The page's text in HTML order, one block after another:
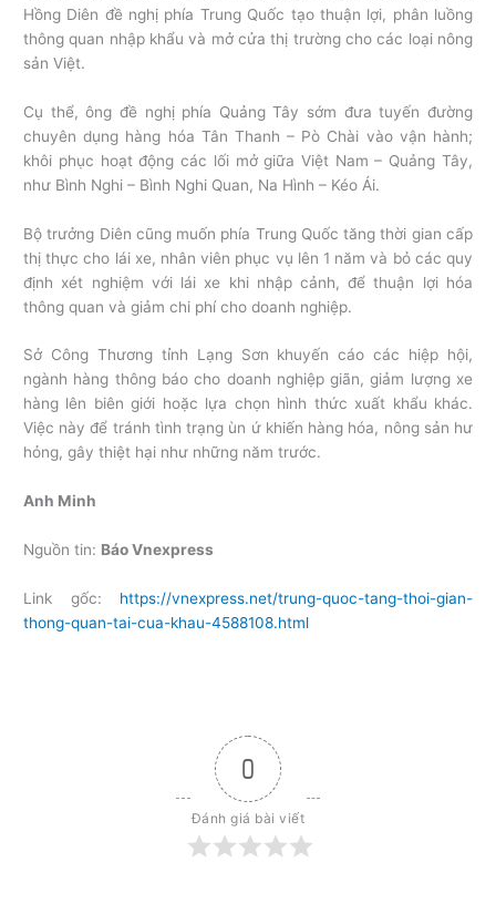
Hồng Diên đề nghị phía Trung Quốc tạo thuận lợi, phân luồng
thông quan nhập khẩu và mở cửa thị trường cho các loại nông
sản Việt.
Cụ thể, ông đề nghị phía Quảng Tây sớm đưa tuyến đường
chuyên dụng hàng hóa Tân Thanh – Pò Chài vào vận hành;
khôi phục hoạt động các lối mở giữa Việt Nam – Quảng Tây,
như Bình Nghi – Bình Nghi Quan, Na Hình – Kéo Ái.
Bộ trưởng Diên cũng muốn phía Trung Quốc tăng thời gian cấp
thị thực cho lái xe, nhân viên phục vụ lên 1 năm và bỏ các quy
định xét nghiệm với lái xe khi nhập cảnh, để thuận lợi hóa
thông quan và giảm chi phí cho doanh nghiệp.
Sở Công Thương tỉnh Lạng Sơn khuyến cáo các hiệp hội,
ngành hàng thông báo cho doanh nghiệp giãn, giảm lượng xe
hàng lên biên giới hoặc lựa chọn hình thức xuất khẩu khác.
Việc này để tránh tình trạng ùn ứ khiến hàng hóa, nông sản hư
hỏng, gây thiệt hại như những năm trước.
Anh Minh
Nguồn tin: Báo Vnexpress
Link gốc: https://vnexpress.net/trung-quoc-tang-thoi-gian-
thong-quan-tai-cua-khau-4588108.html
0
Đánh giá bài viết